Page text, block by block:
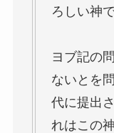
ろしい神
ヨブ記の
ないとを
代に提出
れはこの